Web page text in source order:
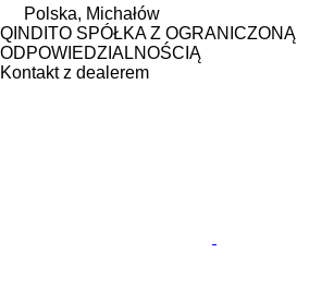
Polska, Michałów
QINDITO SPÓŁKA Z OGRANICZONĄ
ODPOWIEDZIALNOŚCIĄ
Kontakt z dealerem